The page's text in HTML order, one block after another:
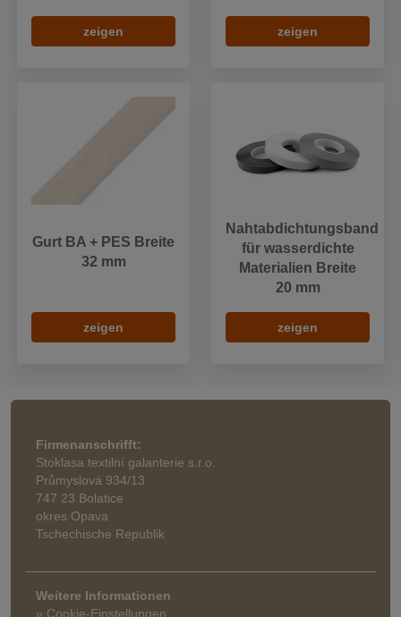
zeigen zeigen
Gurt BA + PES Breite
32 mm
zeigen
Nahtabdichtungsband
für wasserdichte
Materialien Breite
20 mm
zeigen
Firmenanschrifft:
Stoklasa textilní galanterie s.r.o.
Průmyslová 934/13
747 23 Bolatice
okres Opava
Tschechische Republik
Weitere Informationen
» Cookie-Einstellungen